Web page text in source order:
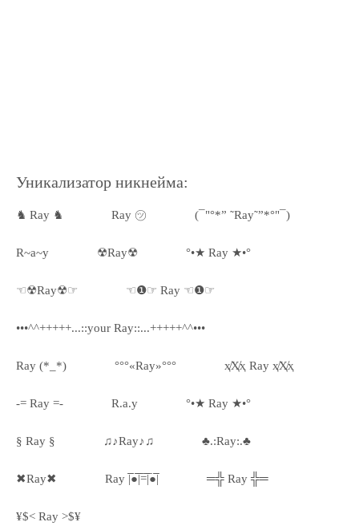
Уникализатор никнейма:
♞ Ray ♞ Ray ㋡ (¯"°*” ˜Ray˜”*°"¯)
R~a~y ☢Ray☢ °•★ Ray ★•°
☜☢Ray☢☞ ☜❶☞ Ray ☜❶☞
•••^^+++++...::your Ray::...+++++^^•••
Ray (*_*) °°°«Ray»°°° ҳ̸Ҳ̸ҳ Ray ҳ̸Ҳ̸ҳ
-= Ray =- R.a.y °•★ Ray ★•°
§ Ray § ♫♪Ray♪♫ ♣.:Ray:.♣
✖Ray✖ Ray |̅̅●̅̅|̅̅=̅̅|̅●̅̅| ═╬ Ray ╬═
¥$< Ray >$¥